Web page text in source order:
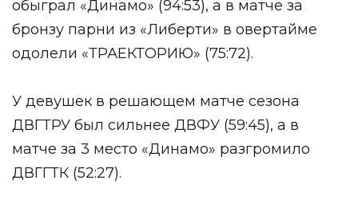
обыграл «Динамо» (94:53), а в матче за
бронзу парни из «Либерти» в овертайме
одолели «ТРАЕКТОРИЮ» (75:72).
У девушек в решающем матче сезона
ДВГТРУ был сильнее ДВФУ (59:45), а в
матче за 3 место «Динамо» разгромило
ДВГГТК (52:27).